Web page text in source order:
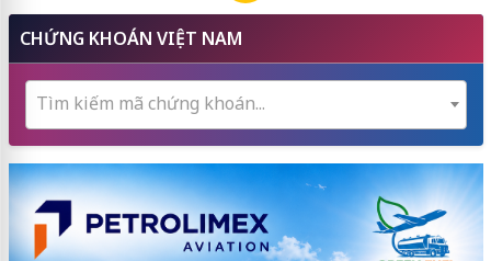
CHỨNG KHOÁN VIỆT NAM
Tìm kiếm mã chứng khoán...